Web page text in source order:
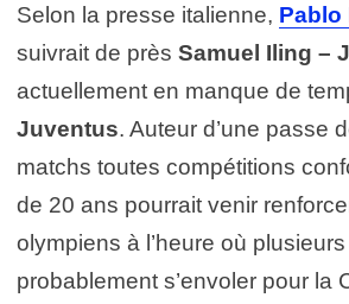
Selon la presse italienne, Pablo
suivrait de près Samuel Iling –
actuellement en manque de
Juventus. Auteur d’une passe
matchs toutes compétitions
de 20 ans pourrait venir
olympiens à l’heure où
probablement s’envoler pour la